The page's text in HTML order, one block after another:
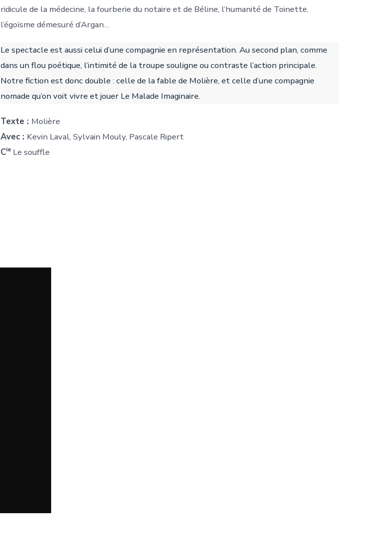
ridicule de la médecine, la fourberie du notaire et de Béline, l’humanité de Toinette,
l’égoïsme démesuré d’Argan…
Le spectacle est aussi celui d’une compagnie en représentation. Au second plan, comme
dans un flou poétique, l’intimité de la troupe souligne ou contraste l’action principale.
Notre fiction est donc double : celle de la fable de Molière, et celle d’une compagnie
nomade qu’on voit vivre et jouer Le Malade Imaginaire.
Texte : Molière
Avec : Kevin Laval, Sylvain Mouly, Pascale Ripert
Cie Le souffle